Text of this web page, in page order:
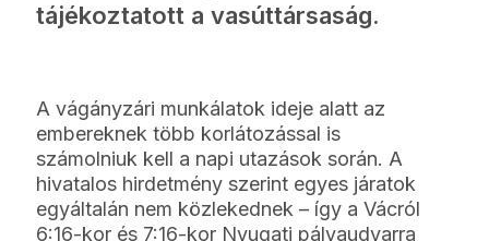
tájékoztatott a vasúttársaság.
A vágányzári munkálatok ideje alatt az
embereknek több korlátozással is
számolniuk kell a napi utazások során. A
hivatalos hirdetmény szerint egyes járatok
egyáltalán nem közlekednek – így a Vácról
6:16-kor és 7:16-kor Nyugati pályaudvarra